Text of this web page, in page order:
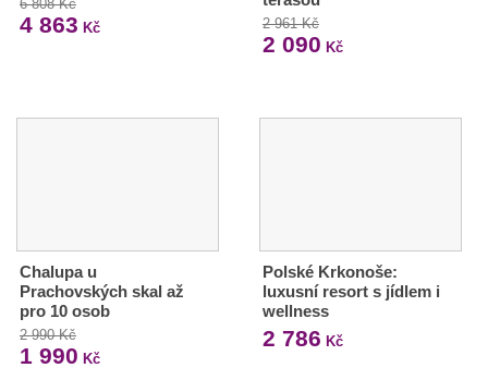
6 808 Kč
4 863 Kč 2 961 Kč
2 090 Kč
Chalupa u
Prachovských skal až
pro 10 osob
2 990 Kč
1 990 Kč
Polské Krkonoše:
luxusní resort s jídlem i
wellness
2 786 Kč